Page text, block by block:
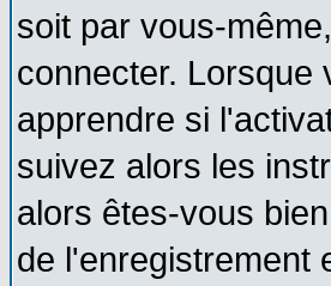
soit par vous-
connecter. Lorsque
apprendre si
suivez alors les
alors êtes-vous
de l'enregistrement